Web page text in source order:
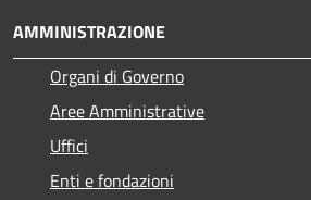
AMMINISTRAZIONE
Organi di Governo
Aree Amministrative
Uffici
Enti e fondazioni